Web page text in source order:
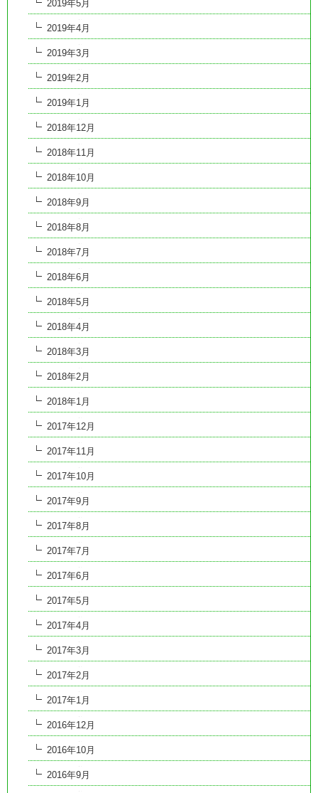
2019年5月
2019年4月
2019年3月
2019年2月
2019年1月
2018年12月
2018年11月
2018年10月
2018年9月
2018年8月
2018年7月
2018年6月
2018年5月
2018年4月
2018年3月
2018年2月
2018年1月
2017年12月
2017年11月
2017年10月
2017年9月
2017年8月
2017年7月
2017年6月
2017年5月
2017年4月
2017年3月
2017年2月
2017年1月
2016年12月
2016年10月
2016年9月